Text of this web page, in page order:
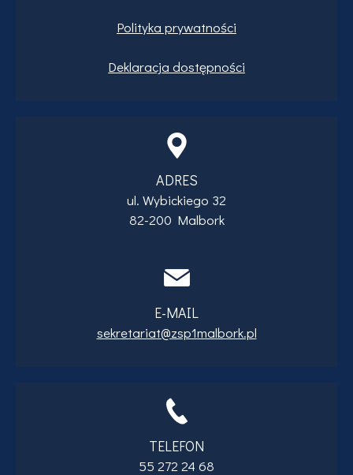
Polityka prywatności
Deklaracja dostępności
ADRES
ul. Wybickiego 32
82-200 Malbork
E-MAIL
sekretariat@zsp1malbork.pl
TELEFON
55 272 24 68